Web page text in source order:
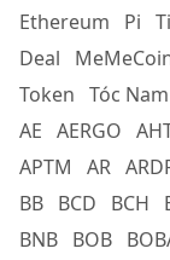
Ethereum
Pi
Deal
Token Tóc Nam
AE AERGO
APTM
AR
BB BCD BCH
BNB BOB